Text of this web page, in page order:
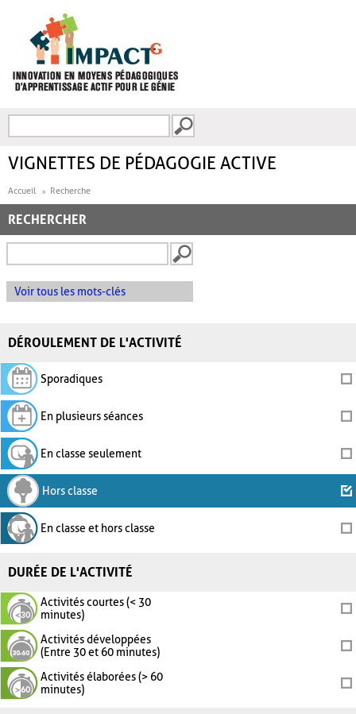
FORMULAIRE DE
VIGNETTES DE PÉDAGOGIE ACTIVE
Accueil Recherche
RECHERCHER
Voir tous les mots-clés
DÉROULEMENT DE L'ACTIVITÉ
Sporadiques
En plusieurs séances
En classe seulement
Hors classe
En classe et hors classe
DURÉE DE L'ACTIVITÉ
Activités courtes (< 30
minutes)
Activités développées
(Entre 30 et 60 minutes)
Activités élaborées (> 60
minutes)